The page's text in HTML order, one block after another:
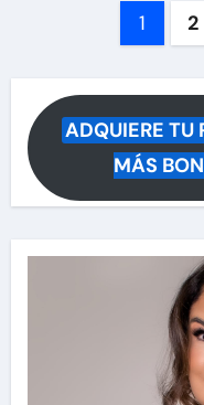
Paginación
entradas
1 2
ADQUIERE TU
MÁS